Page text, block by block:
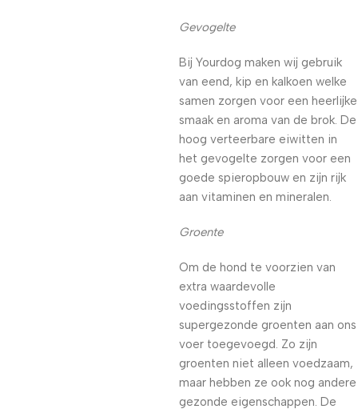
Gevogelte
Bij Yourdog maken wij gebruik
van eend, kip en kalkoen welke
samen zorgen voor een heerlijke
smaak en aroma van de brok. De
hoog verteerbare eiwitten in
het gevogelte zorgen voor een
goede spieropbouw en zijn rijk
aan vitaminen en mineralen.
Groente
Om de hond te voorzien van
extra waardevolle
voedingsstoffen zijn
supergezonde groenten aan ons
voer toegevoegd. Zo zijn
groenten niet alleen voedzaam,
maar hebben ze ook nog andere
gezonde eigenschappen. De